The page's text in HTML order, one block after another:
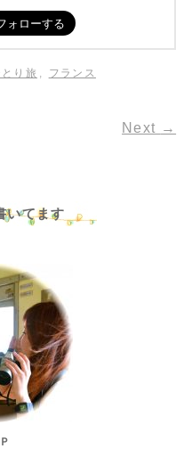
り旅 フランス
Next →
いてます